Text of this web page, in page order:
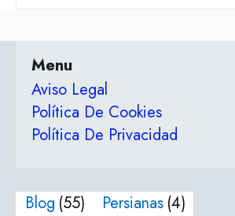
Menu
Aviso Legal
Política De Cookies
Política De Privacidad
Blog (55) Persianas (4)